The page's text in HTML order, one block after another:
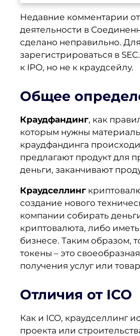
Недавние комментарии от
деятельности в
сделано неправильно.
зарегистрироваться в
к IPO, но не к краудсейлу.
Общее
Краудфандинг, как
которым нужны
краудфандинга
предлагают продукт для
деньги, заканчивают
Краудселлинг
создание нового
компании собирать
криптовалюта, либо
бизнесе. Таким образом,
токены – это
получения услуг или
Отличия от ICO
Как и ICO, краудселлинг
проекта или